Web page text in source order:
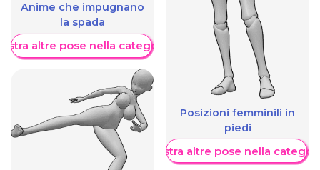
Anime che impugnano
la spada
altre pose nella categoria
Posizioni femminili in
piedi
Mostra altre pose nella